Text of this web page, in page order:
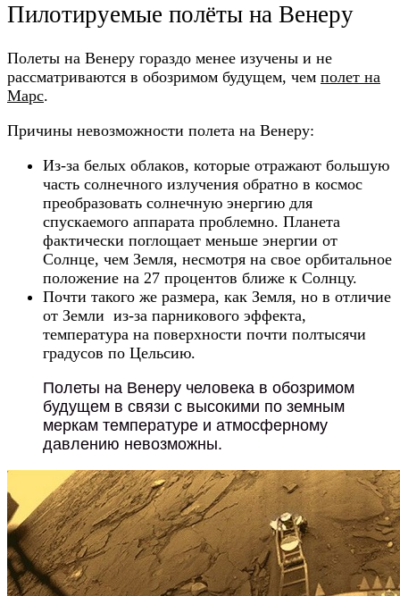
Пилотируемые полёты на Венеру
Полеты на Венеру гораздо менее изучены и не
рассматриваются в обозримом будущем, чем полет на
Марс.
Причины невозможности полета на Венеру:
Из-за белых облаков, которые отражают большую
часть солнечного излучения обратно в космос
преобразовать солнечную энергию для
спускаемого аппарата проблемно. Планета
фактически поглощает меньше энергии от
Солнце, чем Земля, несмотря на свое орбитальное
положение на 27 процентов ближе к Солнцу.
Почти такого же размера, как Земля, но в отличие
от Земли из-за парникового эффекта,
температура на поверхности почти полтысячи
градусов по Цельсию.
Полеты на Венеру человека в обозримом
будущем в связи с высокими по земным
меркам температуре и атмосферному
давлению невозможны.